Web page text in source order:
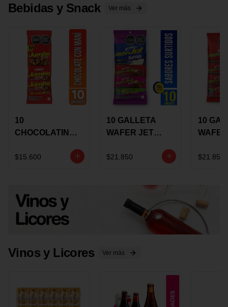
Bebidas y Snack Ver más
10
CHOCOLATINA
17 GRS
$15.600
10 GALLETA
WAFER JET
GRS
$21.850
10
GRS
$21.850
Vinos y Licores Ver más